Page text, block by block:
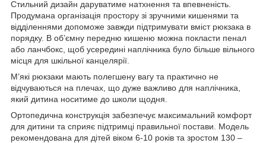
Стильний дизайн даруватиме натхнення та впевненість.
Продумана організація простору зі зручними кишенями та
відділеннями допоможе завжди підтримувати вміст рюкзака в
порядку. В об’ємну передню кишеню можна покласти пенал
або ланчбокс, щоб усередині наплічника було більше вільного
місця для шкільної канцелярії.
М’які рюкзаки мають полегшену вагу та практично не
відчуваються на плечах, що дуже важливо для наплічника,
який дитина носитиме до школи щодня.
Ортопедична конструкція забезпечує максимальний комфорт
для дитини та сприяє підтримці правильної постави. Модель
рекомендована для дітей віком 6-10 років та зростом 130 –